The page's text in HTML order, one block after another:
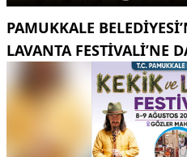
PAMUKKALE
LAVANTA FESTIVALI’NE